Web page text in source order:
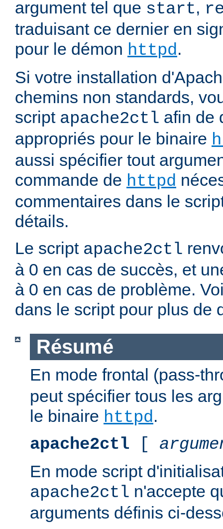
argument tel que start,
traduisant ce dernier en
pour le démon httpd.
Si votre installation
chemins non standards,
script apache2ctl afin de
appropriés pour le binaire
aussi spécifier tout
commande de httpd
commentaires dans le
détails.
Le script apache2ctl
à 0 en cas de succès, et
à 0 en cas de problème.
dans le script pour plus de
Résumé
En mode frontal (pass-
peut spécifier tous les
le binaire httpd.
apache2ctl [
En mode script
apache2ctl n'accepte
arguments définis ci-